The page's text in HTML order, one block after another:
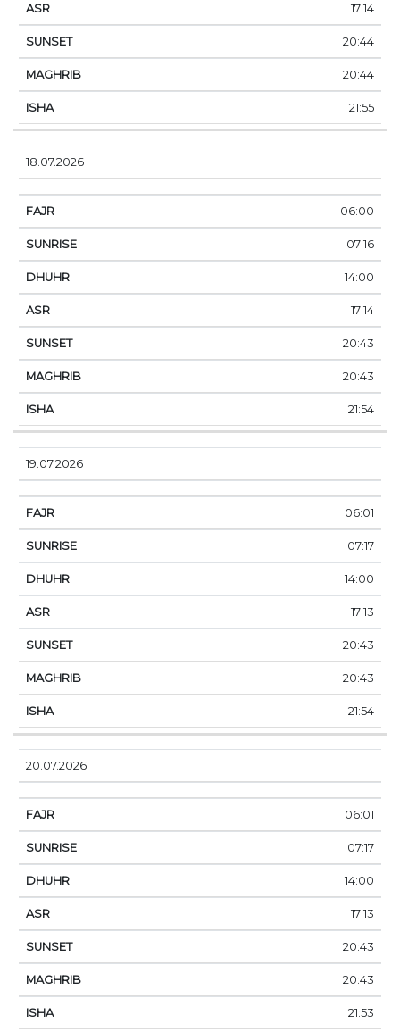
17:14
20:44
20:44
21:55
18.07.2026
06:00
07:16
14:00
17:14
20:43
20:43
21:54
19.07.2026
06:01
07:17
14:00
17:13
20:43
20:43
21:54
20.07.2026
06:01
07:17
14:00
17:13
20:43
20:43
21:53